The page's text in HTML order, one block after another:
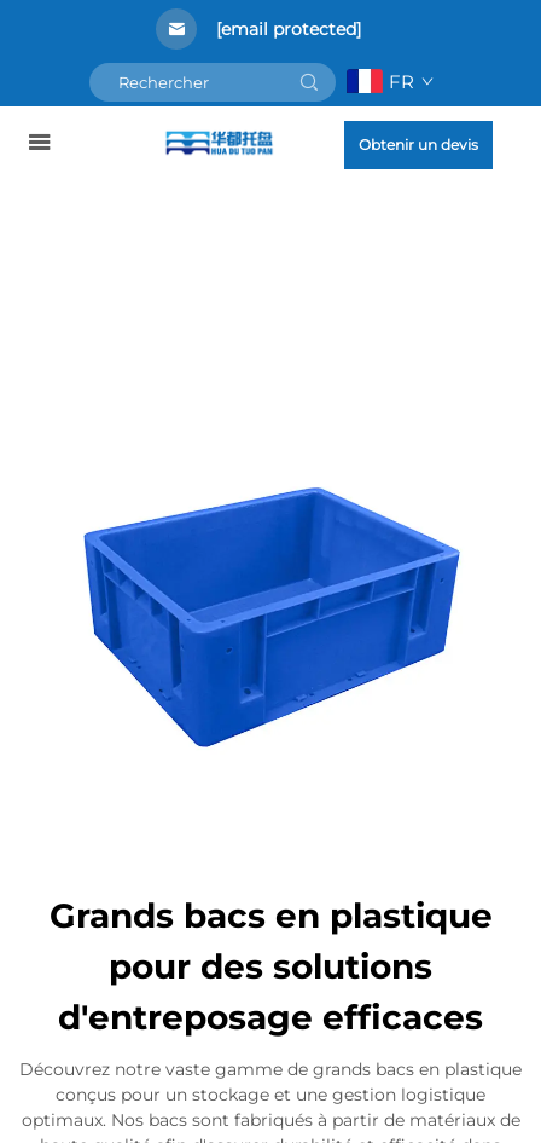
[email protected]
FR
Obtenir un devis
Grands bacs en plastique
pour des solutions
d'entreposage efficaces
Découvrez notre vaste gamme de grands bacs en plastique
conçus pour un stockage et une gestion logistique
optimaux. Nos bacs sont fabriqués à partir de matériaux de